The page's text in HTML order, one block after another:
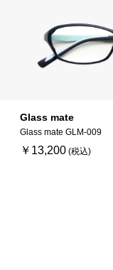
Glass mate
Glass mate GLM-009
￥13,200